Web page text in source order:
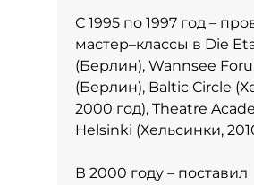
С 1995 по 1997 год –
мастер–классы в Die
(Берлин), Wannsee
(Берлин), Baltic Circle
2000 год), Theatre
Helsinki (Хельсинки,
В 2000 году – поставил